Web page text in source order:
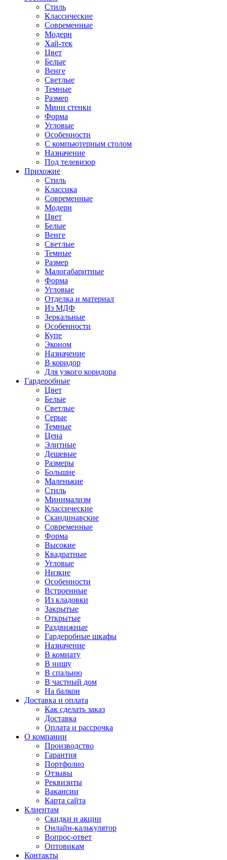
Стиль
Классические
Современные
Модерн
Хай-тек
Цвет
Белые
Венге
Светлые
Темные
Размер
Мини стенки
Форма
Угловые
Особенности
С компьютерным столом
Назначение
Под телевизор
Прихожие
Стиль
Классика
Современные
Модерн
Цвет
Белые
Венге
Светлые
Темные
Размер
Малогабаритные
Форма
Угловые
Отделка и материал
Из МДФ
Зеркальные
Особенности
Купе
Эконом
Назначение
В коридор
Для узкого коридора
Гардеробные
Цвет
Белые
Светлые
Серые
Темные
Цена
Элитные
Дешевые
Размеры
Большие
Маленькие
Стиль
Минимализм
Классические
Скандинавские
Современные
Форма
Высокие
Квадратные
Угловые
Низкие
Особенности
Встроенные
Из кладовки
Закрытые
Открытые
Раздвижные
Гардеробные шкафы
Назначение
В комнату
В нишу
В спальню
В частный дом
На балкон
Доставка и оплата
Как сделать заказ
Доставка
Оплата и рассрочка
О компании
Производство
Гарантия
Портфолио
Отзывы
Реквизиты
Вакансии
Карта сайта
Клиентам
Скидки и акции
Онлайн-калькулятор
Вопрос-ответ
Оптовикам
Контакты